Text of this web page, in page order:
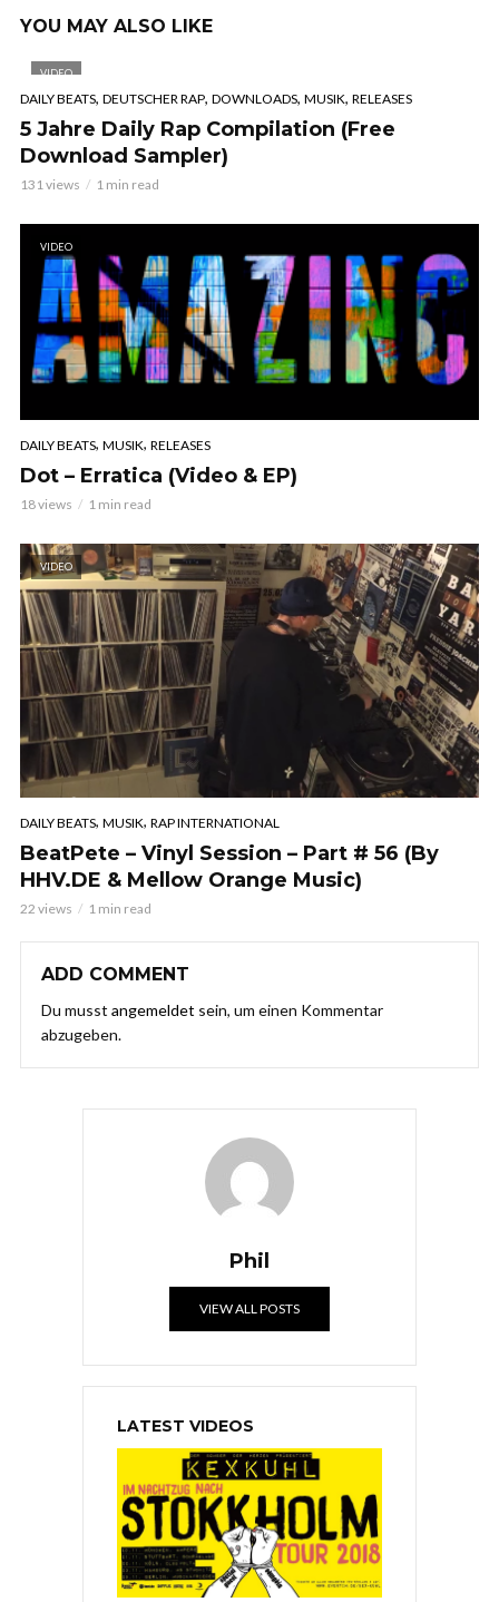
YOU MAY ALSO LIKE
VIDEO
DAILY BEATS, DEUTSCHER RAP, DOWNLOADS, MUSIK, RELEASES
5 Jahre Daily Rap Compilation (Free
Download Sampler)
131 views 1 min read
VIDEO
DAILY BEATS, MUSIK, RELEASES
Dot – Erratica (Video & EP)
18 views 1 min read
VIDEO
DAILY BEATS, MUSIK, RAP INTERNATIONAL
BeatPete – Vinyl Session – Part # 56 (By
HHV.DE & Mellow Orange Music)
22 views 1 min read
ADD COMMENT
Du musst angemeldet sein, um einen Kommentar
abzugeben.
Phil
VIEW ALL POSTS
LATEST VIDEOS